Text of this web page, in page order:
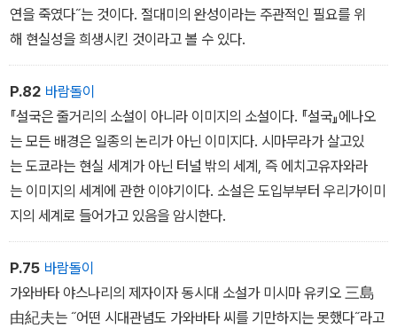
연을 죽였다˝는 것이다. 절대미의 완성이라는 주관적인 필요를 위
해 현실성을 희생시킨 것이라고 볼 수 있다.
P.82 바람돌이
『설국은 줄거리의 소설이 아니라 이미지의 소설이다. 『설국』에나오
는 모든 배경은 일종의 논리가 아닌 이미지다. 시마무라가 살고있
는 도쿄라는 현실 세계가 아닌 터널 밖의 세계, 즉 에치고유자와라
는 이미지의 세계에 관한 이야기이다. 소설은 도입부부터 우리가이미
지의 세계로 들어가고 있음을 암시한다.
P.75 바람돌이
가와바타 야스나리의 제자이자 동시대 소설가 미시마 유키오 三島
由紀夫는 ˝어떤 시대관념도 가와바타 씨를 기만하지는 못했다˝라고